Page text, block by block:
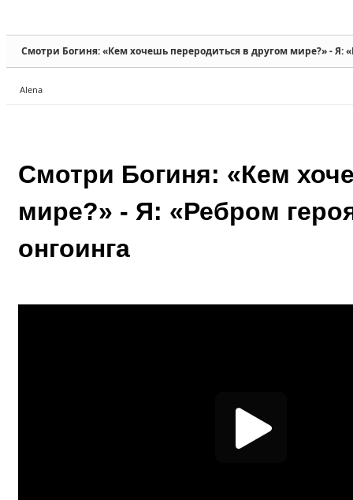
Смотри Богиня: «Кем хочешь переродиться в другом мире?» - Я:
Alena
Смотри Богиня: «Кем
мире?» - Я: «Ребром
онгоинга
Sketchbook5, 스케치북5
Sketchbook5, 스케치북5
Sketchbook5, 스케치북5
Sketchbook5, 스케치북5